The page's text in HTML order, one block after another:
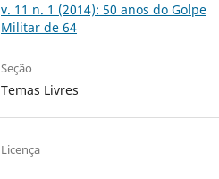
v. 11 n. 1 (2014): 50 anos do Golpe
Militar de 64
Seção
Temas Livres
Licença